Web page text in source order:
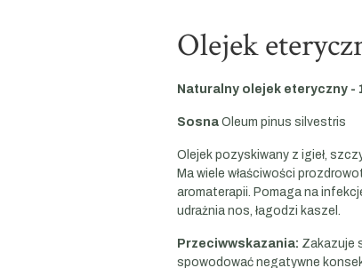
Olejek
Naturalny olejek eteryczny -
Sosna Oleum pinus silvestris
Olejek pozyskiwany z igieł,
Ma wiele właściwości
aromaterapii. Pomaga na
udrażnia nos, łagodzi kaszel.
Przeciwwskazania: Zakazuje
spowodować negatywne